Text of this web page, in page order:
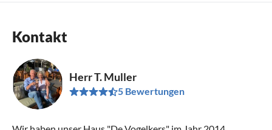
Kontakt
Herr T. Muller
5 Bewertungen